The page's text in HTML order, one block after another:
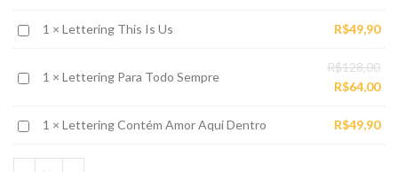
mora
é:
Lettering
This
Us
1 × Lettering This Is Us R$49,90
Lettering
Sempre
1 × Lettering Para Todo Sempre
R$128,00O
R$64,00O
é:
Lettering
Contém
Amor
1 × Lettering Contém Amor Aqui Dentro R$49,90